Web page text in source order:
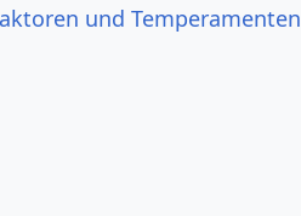
und Temperamenten